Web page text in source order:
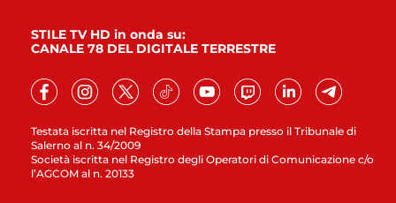
Testata iscritta nel Registro della Stampa presso il Tribunale di
Salerno al n. 34/2009
Società iscritta nel Registro degli Operatori di Comunicazione c/o
l’AGCOM al n. 20133
STILE TV HD in onda su:
CANALE 78 DEL DIGITALE TERRESTRE